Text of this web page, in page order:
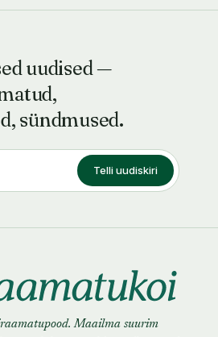
uudised —
sündmused.
Telli uudiskiri
Maailma suurim